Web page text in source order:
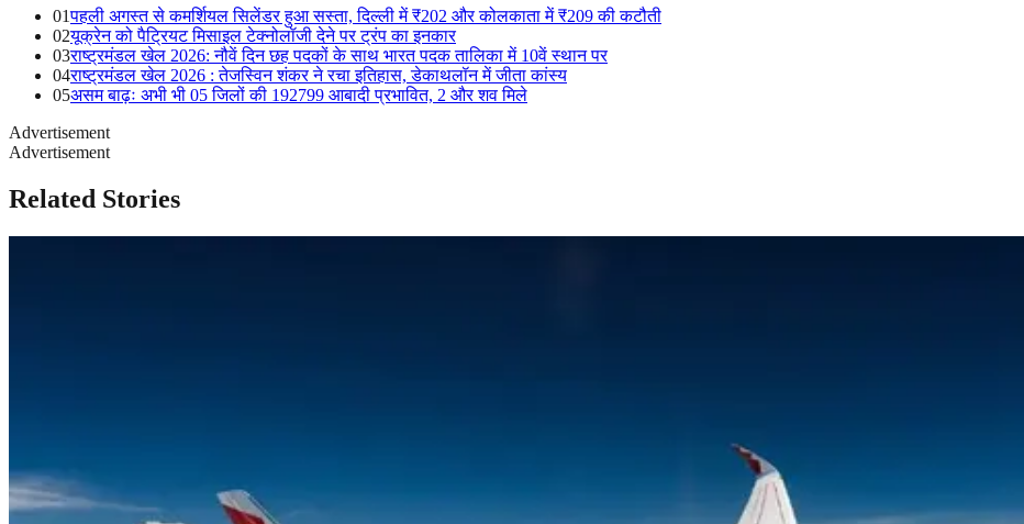
01पहली अगस्त से कमर्शियल सिलेंडर हुआ सस्ता, दिल्ली में ₹202 और कोलकाता में ₹209 की कटौती
02यूक्रेन को पैट्रियट मिसाइल टेक्नोलॉजी देने पर ट्रंप का इनकार
03राष्ट्रमंडल खेल 2026: नौवें दिन छह पदकों के साथ भारत पदक तालिका में 10वें स्थान पर
04राष्ट्रमंडल खेल 2026 : तेजस्विन शंकर ने रचा इतिहास, डेकाथलॉन में जीता कांस्य
05असम बाढ़ः अभी भी 05 जिलों की 192799 आबादी प्रभावित, 2 और शव मिले
Advertisement
Advertisement
Related Stories